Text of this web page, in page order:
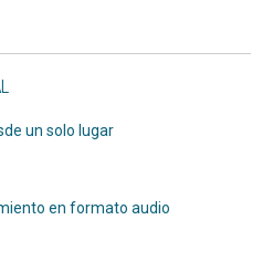
un solo lugar
en formato audio